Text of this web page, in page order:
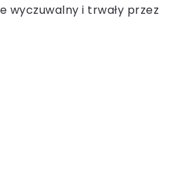
wyczuwalny i trwały przez